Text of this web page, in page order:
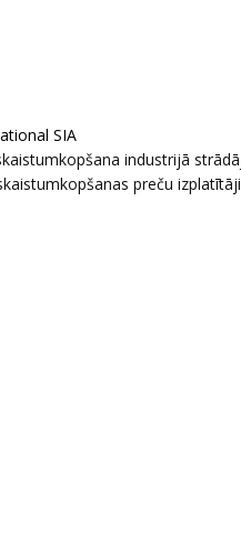
SIA
industrijā
preču